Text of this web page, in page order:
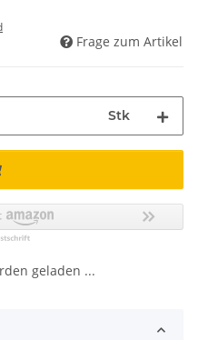
Frage zum Artikel
Stk
geladen ...